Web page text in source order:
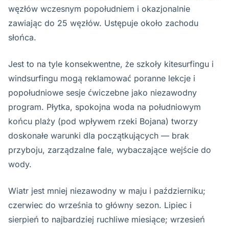
węzłów wczesnym popołudniem i okazjonalnie
zawiając do 25 węzłów. Ustępuje około zachodu
słońca.
Jest to na tyle konsekwentne, że szkoły kitesurfingu i
windsurfingu mogą reklamować poranne lekcje i
popołudniowe sesje ćwiczebne jako niezawodny
program. Płytka, spokojna woda na południowym
końcu plaży (pod wpływem rzeki Bojana) tworzy
doskonałe warunki dla początkujących — brak
przyboju, zarządzalne fale, wybaczające wejście do
wody.
Wiatr jest mniej niezawodny w maju i październiku;
czerwiec do września to główny sezon. Lipiec i
sierpień to najbardziej ruchliwe miesiące; wrzesień